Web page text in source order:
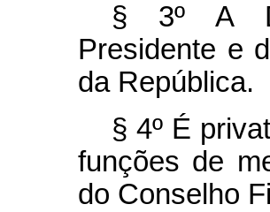
§ 3º A
Presidente e
da República.
§ 4º É
funções de
do Conselho